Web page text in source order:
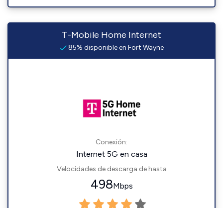
T-Mobile Home Internet
85% disponible en Fort Wayne
Conexión:
Internet 5G en casa
Velocidades de descarga de hasta
498Mbps